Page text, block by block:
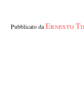
Pubblicato da Ernesto